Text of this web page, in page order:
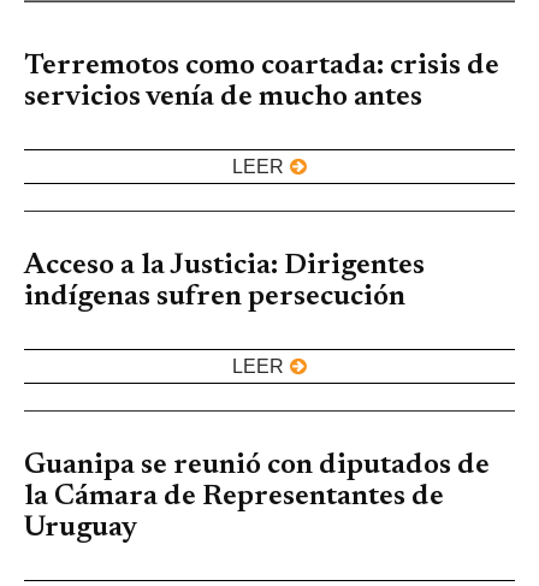
Terremotos como coartada: crisis de
servicios venía de mucho antes
LEER
Acceso a la Justicia: Dirigentes
indígenas sufren persecución
LEER
Guanipa se reunió con diputados de
la Cámara de Representantes de
Uruguay